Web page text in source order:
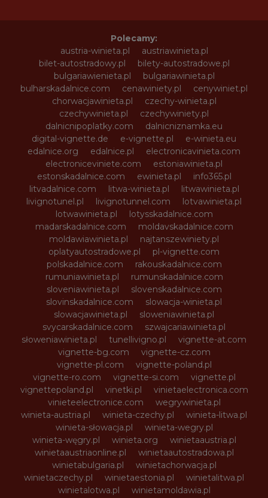
Polecamy:
austria-winieta.pl
austriawinieta.pl
bilet-autostradowy.pl
bilety-autostradowe.pl
bulgariawienieta.pl
bulgariawinieta.pl
bulharskadalnice.com
cenawiniety.pl
cenywiniet.pl
chorwacjawinieta.pl
czechy-winieta.pl
czechywinieta.pl
czechywiniety.pl
dalnicnipoplatky.com
dalnicniznamka.eu
digital-vignette.de
e-vignette.pl
e-winieta.eu
edalnice.org
edalnice.pl
electronicavinieta.com
electroniceviniete.com
estoniawinieta.pl
estonskadalnice.com
ewinieta.pl
info365.pl
litvadalnice.com
litwa-winieta.pl
litwawinieta.pl
livignotunel.pl
livignotunnel.com
lotvawinieta.pl
lotwawinieta.pl
lotysskadalnice.com
madarskadalnice.com
moldavskadalnice.com
moldawiawinieta.pl
najtanszewiniety.pl
oplatyautostradowe.pl
pl-vignette.com
polskadalnice.com
rakouskadalnice.com
rumuniawinieta.pl
rumunskadalnice.com
sloveniawinieta.pl
slovenskadalnice.com
slovinskadalnice.com
slowacja-winieta.pl
slowacjawinieta.pl
sloweniawinieta.pl
svycarskadalnice.com
szwajcariawinieta.pl
słoweniawinieta.pl
tunellivigno.pl
vignette-at.com
vignette-bg.com
vignette-cz.com
vignette-pl.com
vignette-poland.pl
vignette-ro.com
vignette-si.com
vignette.pl
vignettepoland.pl
vinetki.pl
vinietaelectronica.com
vinieteelectronice.com
wegrywinieta.pl
winieta-austria.pl
winieta-czechy.pl
winieta-litwa.pl
winieta-słowacja.pl
winieta-wegry.pl
winieta-węgry.pl
winieta.org
winietaaustria.pl
winietaaustriaonline.pl
winietaautostradowa.pl
winietabulgaria.pl
winietachorwacja.pl
winietaczechy.pl
winietaestonia.pl
winietalitwa.pl
winietalotwa.pl
winietamoldawia.pl